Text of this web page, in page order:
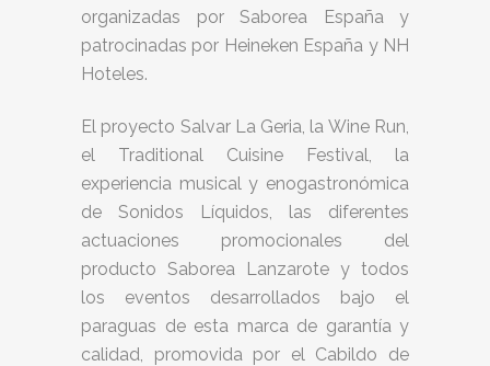
organizadas por Saborea España y
patrocinadas por Heineken España y NH
Hoteles.
El proyecto Salvar La Geria, la Wine Run,
el Traditional Cuisine Festival, la
experiencia musical y enogastronómica
de Sonidos Líquidos, las diferentes
actuaciones promocionales del
producto Saborea Lanzarote y todos
los eventos desarrollados bajo el
paraguas de esta marca de garantía y
calidad, promovida por el Cabildo de